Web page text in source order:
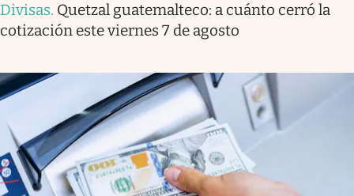
Divisas. Quetzal guatemalteco: a cuánto cerró la
cotización este viernes 7 de agosto